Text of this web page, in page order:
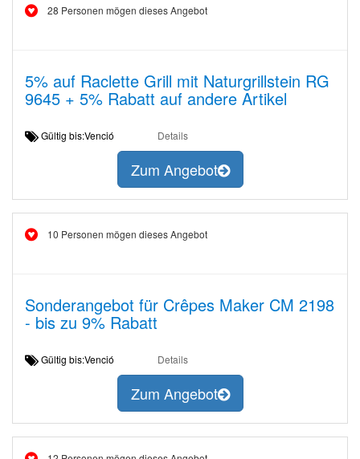
28 Personen mögen dieses Angebot
5% auf Raclette Grill mit Naturgrillstein RG
9645 + 5% Rabatt auf andere Artikel
Gültig bis:Venció Details
Zum Angebot
10 Personen mögen dieses Angebot
Sonderangebot für Crêpes Maker CM 2198
- bis zu 9% Rabatt
Gültig bis:Venció Details
Zum Angebot